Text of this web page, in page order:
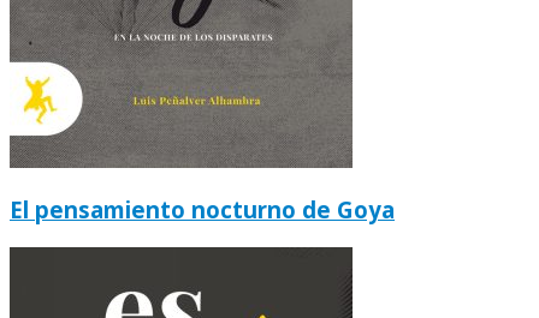
El pensamiento nocturno de Goya